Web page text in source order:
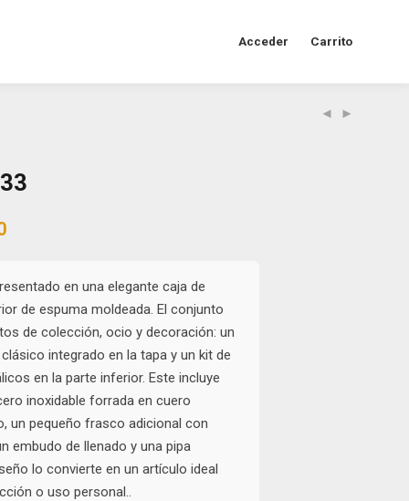
Acceder Carrito
Current
$48.000.en una elegante caja de
de espuma moldeada. El conjunto
de colección, ocio y decoración: un
integrado en la tapa y un kit de
en la parte inferior. Este incluye
inoxidable forrada en cuero
un pequeño frasco adicional con
embudo de llenado y una pipa
lo convierte en un artículo ideal
o uso personal..